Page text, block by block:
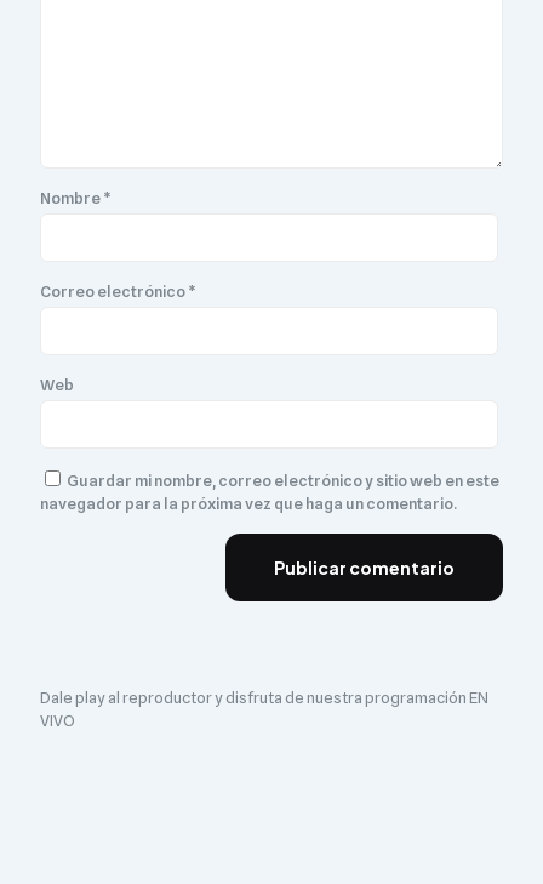
Nombre*
Correo electrónico*
Web
Guardar mi nombre, correo electrónico y sitio web en este
navegador para la próxima vez que haga un comentario.
Dale play al reproductor y disfruta de nuestra programación EN
VIVO